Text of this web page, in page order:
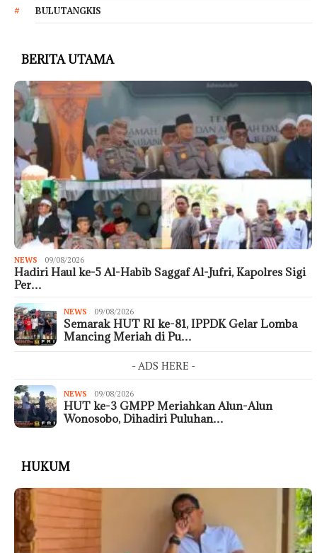
BULUTANGKIS
BERITA UTAMA
NEWS 09/08/2026
Hadiri Haul ke-5 Al-Habib Saggaf Al-Jufri, Kapolres Sigi
Per…
NEWS 09/08/2026
Semarak HUT RI ke-81, IPPDK Gelar Lomba
Mancing Meriah di Pu…
- ADS HERE -
NEWS 09/08/2026
HUT ke-3 GMPP Meriahkan Alun-Alun
Wonosobo, Dihadiri Puluhan…
HUKUM